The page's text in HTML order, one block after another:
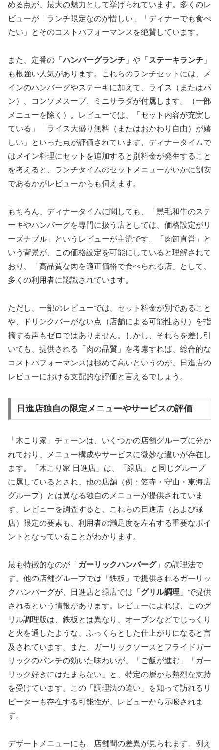
める点が、最大の魅力として挙げられています。多くのレ
ビューが「ランチ限定なのが惜しい」「ディナーでも食べ
たい」とそのコストパフォーマンスを絶賛しています。
また、定番の「ハンバーグランチ 」や「 ステーキランチ 」
も根強い人気があります。これらのランチセットには、メ
インのハンバーグやステーキに加えて、ライス（またはパ
ン）、コンソメスープ、ミニサラダが付属します。（一部
メニューを除く）。レビューでは、「セット内容が充実し
ている」「ライス大盛り無料（またはおかわり自由）が嬉
しい」といった点が評価されています。ディナータイムで
はメイン料理にセットを追加すると別料金が発生すること
を考えると、ランチタイムのセットメニューがいかに割安
であるかがレビューからも伺えます。
もちろん、ディナータイムに関しても、「黒毛和牛のステ
ーキやハンバーグを専門に扱う店としては、価格設定がリ
ーズナブル」というレビューが主流です。「肉卸直営」と
いう背景が、この価格設定を可能にしていると理解されて
おり、「高品質な肉を適正価格で食べられる店」として、
多くの利用者に認識されています。
ただし、一部のレビューでは、セット料金が別であること
や、ドリンクバーがない点（店舗による可能性あり）を指
摘する声もゼロではありません。しかし、それらを差し引
いても、提供される「肉の品質」を考慮すれば、総合的な
コストパフォーマンスは極めて高いというのが、日進店の
レビューにおける支配的な評価と言えるでしょう。
日進店独自の限定メニューやサービスの評価
「木こり家」チェーンは、いくつかの店舗グループに分か
れており、メニュー構成やサービスに微妙な違いが存在し
ます。「木こり家 日進店」は、「緑店」と同じグループ
に属しているとされ、他の店舗（例：笠寺・守山・東海店
グループ）とは異なる独自のメニューが提供されていま
す。レビューを調査すると、これらの日進店（および緑
店）限定の要素も、利用者の満足度を左右する重要なポイ
ントとなっていることがわかります。
最も特徴的なのが「 ガーリックハンバーグ」の調理法で
す。他の店舗グループでは「鉄板」で提供されるガーリッ
クハンバーグが、日進店と緑店では「 グリル調理 」で提供
されるという情報があります。レビューによれば、このグ
リル調理版は、鉄板とは異なり、オーブンなどでじっくり
と火を通したような、ふっくらとした仕上がりになると言
及されています。また、ガーリックソースとフライドガー
リックのパンチの効いた味わいが、「ご飯が進む」「ガー
リック好きにはたまらない」と、特定の層から熱烈な支持
を受けています。この「調理法の違い」を知って訪れるリ
ピーターも存在する可能性が、レビューから示唆されま
す。
デザートメニューにも、店舗間の差異が見られます。例え